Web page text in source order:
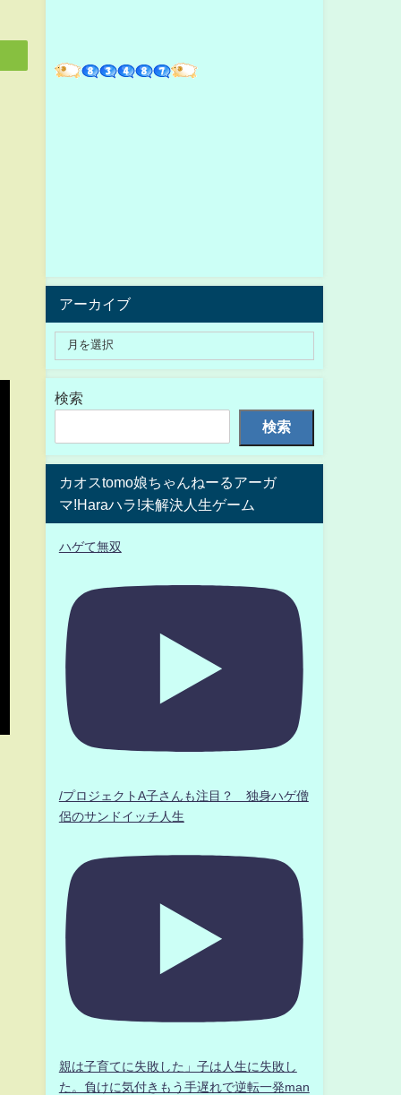
アーカイブ
検索
検索
カオスtomo娘ちゃんねーるアーガ
マ!Haraハラ!未解決人生ゲーム
ハゲて無双
/プロジェクトA子さんも注目？ 独身ハゲ僧
侶のサンドイッチ人生
親は子育てに失敗した」子は人生に失敗し
た。負けに気付きもう手遅れで逆転一発man